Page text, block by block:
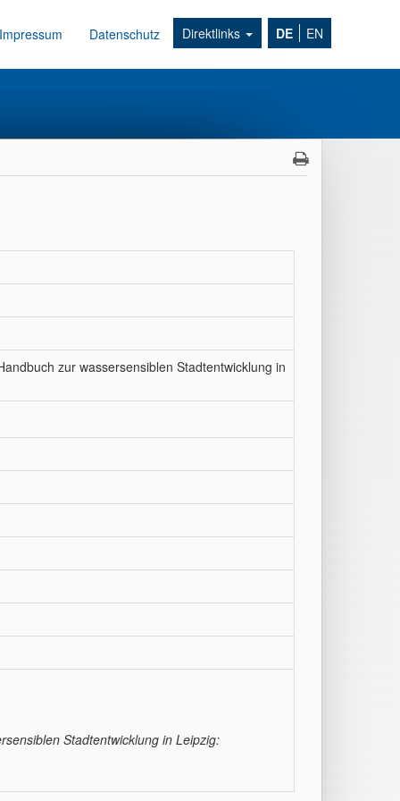
Impressum Datenschutz Direktlinks DE EN
zur wassersensiblen Stadtentwicklung in
Stadtentwicklung in Leipzig: